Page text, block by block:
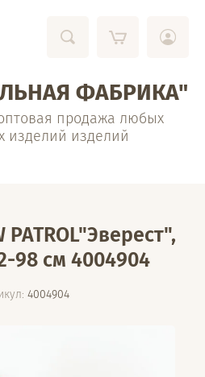
ФАБРИКА"
продажа любых
изделий изделий
PATROL"Эверест",
98 см 4004904
4004904